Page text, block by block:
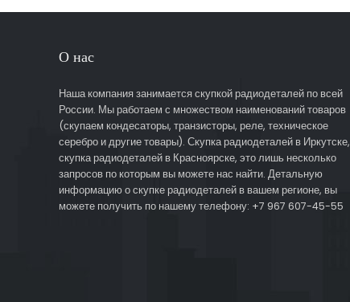
О нас
Наша компания занимается скупкой радиодеталей по всей
России. Мы работаем с множеством наименований товаров
(скупаем кондесаторы, транзисторы, реле, техническое
серебро и другие товары). Скупка радиодеталей в Иркутске,
скупка радиодеталей в Красноярске, это лишь несколько
запросов по которым вы можете нас найти. Детальную
информацию о скупке радиодеталей в вашем регионе, вы
можете получить по нашему телефону: +7 967 607-45-55